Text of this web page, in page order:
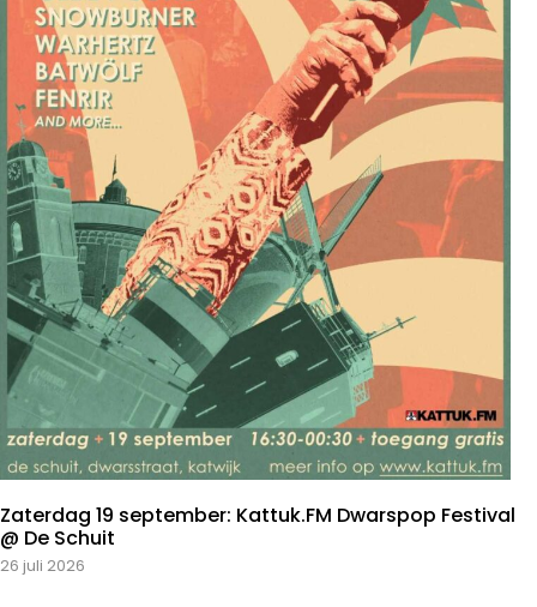
Zaterdag 19 september: Kattuk.FM Dwarspop Festival
@ De Schuit
26 juli 2026